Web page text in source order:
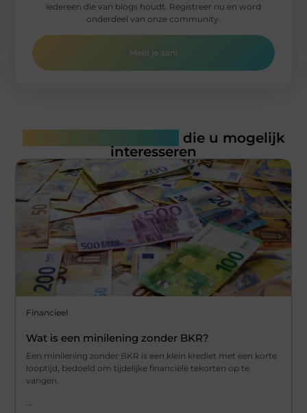
iedereen die van blogs houdt. Registreer nu en word
onderdeel van onze community.
Meld je aan!
die u mogelijk
interesseren
Financieel
Wat is een minilening zonder BKR?
Een minilening zonder BKR is een klein krediet met een korte
looptijd, bedoeld om tijdelijke financiële tekorten op te
vangen.
...